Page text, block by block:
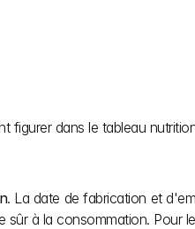
figurer dans le tableau
. La date de fabrication et
à la consommation. Pour